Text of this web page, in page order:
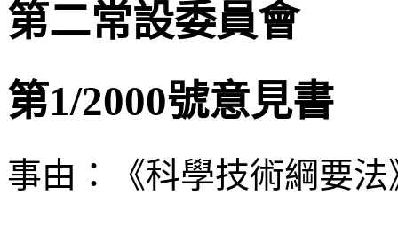
第二常設委員會
第1/2000號意見書
事由：《科學技術綱要法